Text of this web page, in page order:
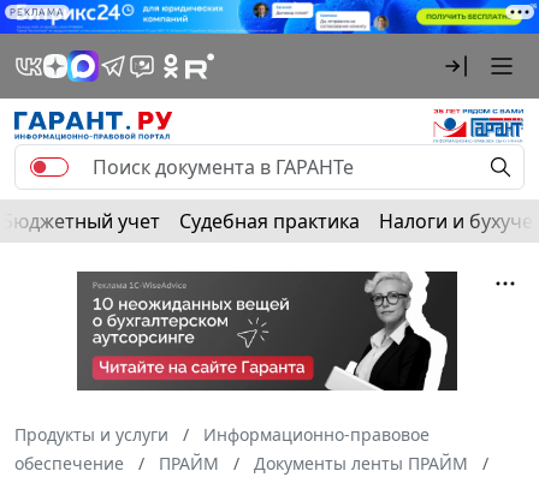
РЕКЛАМА
Бюджетный учет Судебная практика Налоги и
Продукты и услуги
Информационно-правовое
обеспечение
ПРАЙМ
Документы ленты ПРАЙМ